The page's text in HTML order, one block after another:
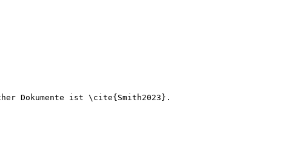
Dokumente ist \cite{ Smith2023 }.